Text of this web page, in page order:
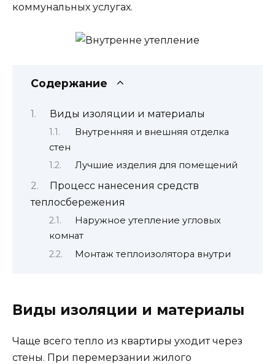
коммунальных услугах.
Содержание
Виды изоляции и материалы
Внутренняя и внешняя отделка
стен
Лучшие изделия для помещений
Процесс нанесения средств
теплосбережения
Наружное утепление угловых
комнат
Монтаж теплоизолятора внутри
Виды изоляции и материалы
Чаще всего тепло из квартиры уходит через
стены. При перемерзании жилого